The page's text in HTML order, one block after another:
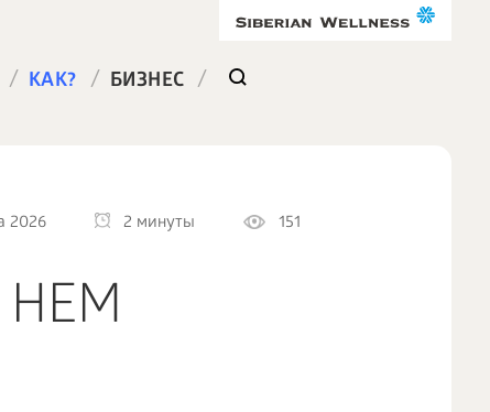
/ КАК? / БИЗНЕС /
2026 2 минуты 151